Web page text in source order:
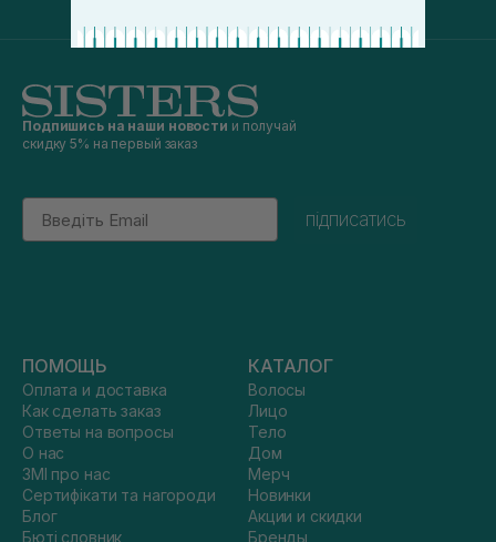
Подпишись на наши новости и получай
скидку 5% на первый заказ
Email
підписатись
ПОМОЩЬ
Оплата и доставка
Как сделать заказ
Ответы на вопросы
О нас
ЗМІ про нас
Сертифікати та нагороди
Блог
Бюті словник
КАТАЛОГ
Волосы
Лицо
Тело
Дом
Мерч
Новинки
Акции и скидки
Бренды